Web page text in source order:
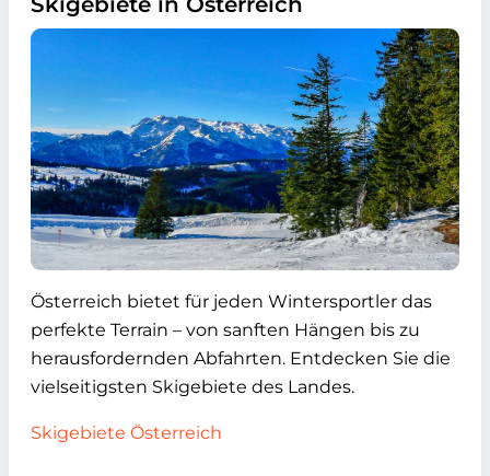
Österreich bietet für jeden Wintersportler das
perfekte Terrain – von sanften Hängen bis zu
herausfordernden Abfahrten. Entdecken Sie die
vielseitigsten Skigebiete des Landes.
Skigebiete Österreich